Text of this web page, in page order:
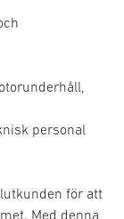
personal
för att
Med denna